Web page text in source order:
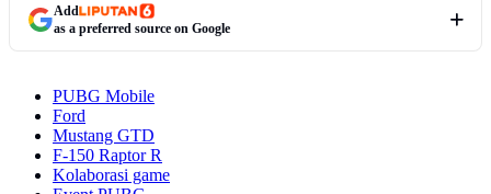
Add
as a preferred source on Google
PUBG Mobile
Ford
Mustang GTD
F-150 Raptor R
Kolaborasi game